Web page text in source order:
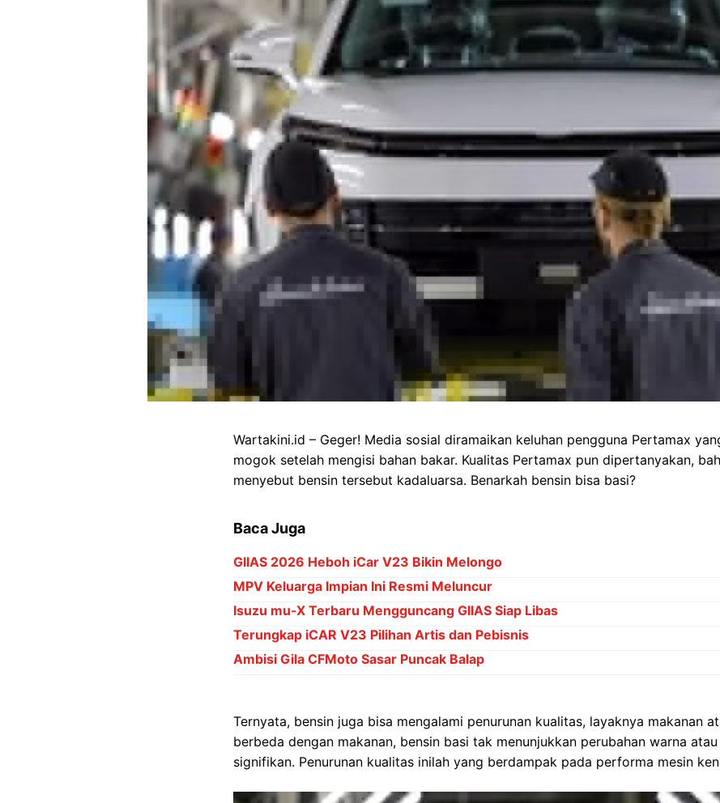
Wartakini.id – Geger! Media sosial diramaikan keluhan pengguna Pertamax
mogok setelah mengisi bahan bakar. Kualitas Pertamax pun dipertanyakan,
menyebut bensin tersebut kadaluarsa. Benarkah bensin bisa basi?
Baca Juga
GIIAS 2026 Heboh iCar V23 Bikin Melongo
MPV Keluarga Impian Ini Resmi Meluncur
Isuzu mu-X Terbaru Mengguncang GIIAS Siap Libas
Terungkap iCAR V23 Pilihan Artis dan Pebisnis
Ambisi Gila CFMoto Sasar Puncak Balap
Ternyata, bensin juga bisa mengalami penurunan kualitas, layaknya makanan
berbeda dengan makanan, bensin basi tak menunjukkan perubahan warna
signifikan. Penurunan kualitas inilah yang berdampak pada performa mesin